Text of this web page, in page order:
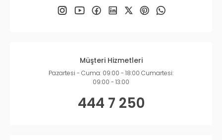
Müşteri Hizmetleri
Pazartesi - Cuma: 09:00 - 18:00 Cumartesi:
09:00 - 13:00
444 7 250